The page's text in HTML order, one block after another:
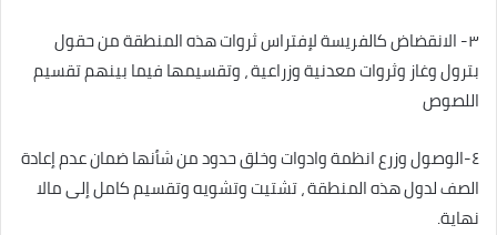
٣- الانقضاض كالفريسة لإفتراس ثروات هذه المنطقة من حقول
بترول وغاز وثروات معدنية وزراعية ، وتقسيمها فيما بينهم تقسيم
اللصوص
٤-الوصول وزرع انظمة وادوات وخلق حدود من شأنها ضمان عدم إعادة
الصف لدول هذه المنطقة ، تشتيت وتشويه وتقسيم كامل إلى مالا
نهاية.